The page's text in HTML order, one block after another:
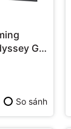
G5
- VA -
FreeSync
So sánh